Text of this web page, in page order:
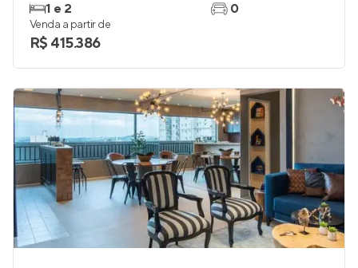
1 e 2
0
Venda a partir de
R$ 415.386